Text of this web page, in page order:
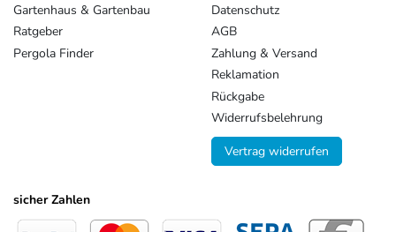
Gartenhaus & Gartenbau
Ratgeber
Pergola Finder
Datenschutz
AGB
Zahlung & Versand
Reklamation
Rückgabe
Widerrufsbelehrung
Vertrag widerrufen
sicher Zahlen